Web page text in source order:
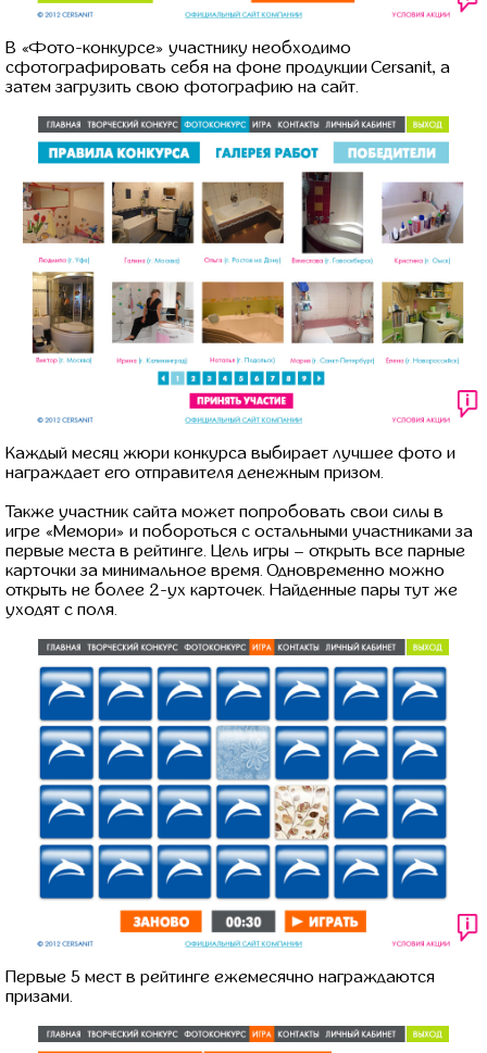
В «Фото-конкурсе» участнику необходимо
сфотографировать себя на фоне продукции Cersanit, а
затем загрузить свою фотографию на сайт.
Каждый месяц жюри конкурса выбирает лучшее фото и
награждает его отправителя денежным призом.
Также участник сайта может попробовать свои силы в
игре «Мемори» и побороться с остальными участниками за
первые места в рейтинге. Цель игры – открыть все парные
карточки за минимальное время. Одновременно можно
открыть не более 2-ух карточек. Найденные пары тут же
уходят с поля.
Первые 5 мест в рейтинге ежемесячно награждаются
призами.